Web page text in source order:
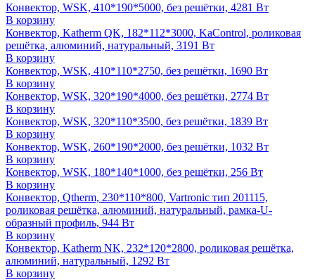
Конвектор, WSK, 410*190*5000, без решётки, 4281 Вт
В корзину
Конвектор, Katherm QK, 182*112*3000, KaControl, роликовая
решётка, алюминий, натуральный, 3191 Вт
В корзину
Конвектор, WSK, 410*110*2750, без решётки, 1690 Вт
В корзину
Конвектор, WSK, 320*190*4000, без решётки, 2774 Вт
В корзину
Конвектор, WSK, 320*110*3500, без решётки, 1839 Вт
В корзину
Конвектор, WSK, 260*190*2000, без решётки, 1032 Вт
В корзину
Конвектор, WSK, 180*140*1000, без решётки, 256 Вт
В корзину
Конвектор, Qtherm, 230*110*800, Vartronic тип 201115,
роликовая решётка, алюминий, натуральный, рамка-U-
образный профиль, 944 Вт
В корзину
Конвектор, Katherm NK, 232*120*2800, роликовая решётка,
алюминий, натуральный, 1292 Вт
В корзину